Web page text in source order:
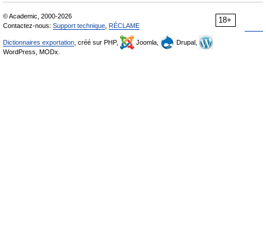
18+
© Academic, 2000-2026
Contactez-nous: Support technique RÉCLAME
Dictionnaires exportation , créé sur PHP, Joomla,
Drupal,
WordPress, MODx.